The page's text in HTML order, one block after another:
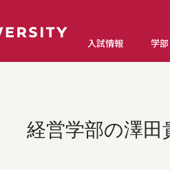
入試情報 学部
経営学部の澤